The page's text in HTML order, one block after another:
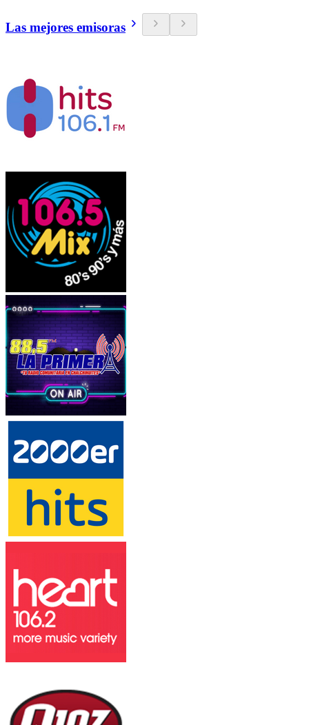
Las mejores emisoras